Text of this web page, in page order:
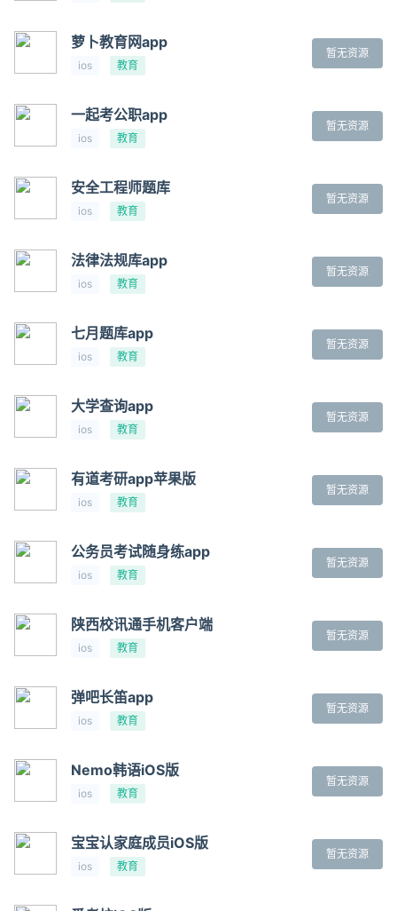
萝卜教育网app
ios 教育
暂无资源
一起考公职app
ios 教育
暂无资源
安全工程师题库
ios 教育
暂无资源
法律法规库app
ios 教育
暂无资源
七月题库app
ios 教育
暂无资源
大学查询app
ios 教育
暂无资源
有道考研app苹果版
ios 教育
暂无资源
公务员考试随身练app
ios 教育
暂无资源
陕西校讯通手机客户端
ios 教育
暂无资源
弹吧长笛app
ios 教育
暂无资源
Nemo韩语iOS版
ios 教育
暂无资源
宝宝认家庭成员iOS版
ios 教育
暂无资源